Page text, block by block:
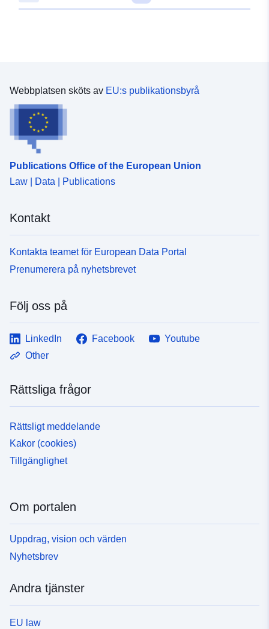
48.6456542 ], [ 9.0301081,
Anpassat efter:
Resurs:
uriRef:
Webbplatsen sköts av EU:s publikationsbyrå
Publications Office of the European Union
Law | Data | Publications
Kontakt
Kontakta teamet för European Data Portal
Prenumerera på nyhetsbrevet
Följ oss på
LinkedIn Facebook
Youtube
Other
Rättsliga frågor
Rättsligt meddelande
Kakor (cookies)
Tillgänglighet
Om portalen
Uppdrag, vision och värden
Nyhetsbrev
Andra tjänster
EU law